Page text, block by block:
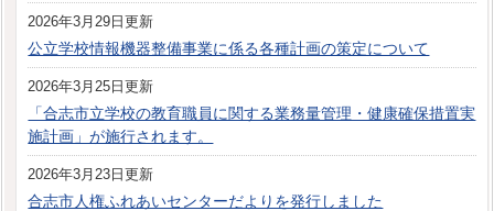
2026年3月29日更新
公立学校情報機器整備事業に係る各種計画の策定について
2026年3月25日更新
「合志市立学校の教育職員に関する業務量管理・健康確保措置実
施計画」が施行されます。
2026年3月23日更新
合志市人権ふれあいセンターだよりを発行しました